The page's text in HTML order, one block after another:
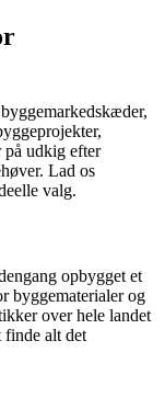
på udkig efter
Lad os
valg.
opbygget et
byggematerialer og
over hele landet
finde alt det